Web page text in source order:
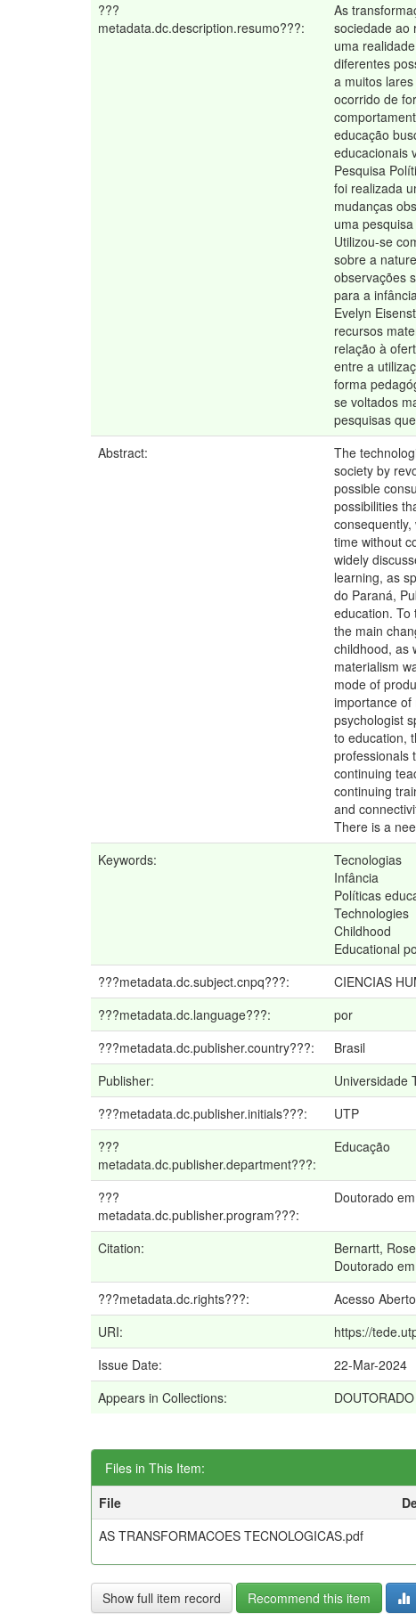
???
metadata.dc.description.resumo???:
As
sociedade ao
uma
diferentes
a muitos
ocorrido de
educação
educacionais
Pesquisa
foi realizada
mudanças
uma
Utilizou-se
sobre a
observações
para a
Evelyn
recursos
relação à
entre a
forma
se voltados
pesquisas
Abstract:
The
society by
possible
possibilities
time without
widely
learning, as
do Paraná,
education. To
the main
childhood, as
materialism
mode of
importance of
psychologist
to education,
professionals
continuing
continuing
and
There is a
Keywords:
Tecnologias
Infância
Políticas
Technologies
Childhood
Educational
???metadata.dc.subject.cnpq???:
CIENCIAS
???metadata.dc.language???:
por
???metadata.dc.publisher.country???:
Brasil
Publisher:
Universidade
???metadata.dc.publisher.initials???:
UTP
???
metadata.dc.publisher.department???:
Educação
???
metadata.dc.publisher.program???:
Doutorado
Citation:
Bernartt,
Doutorado
???metadata.dc.rights???:
Acesso Aberto
URI:
https://
Issue Date:
22-Mar-2024
Appears in Collections:
Files in This Item:
File
AS TRANSFORMACOES TECNOLOGICAS.pdf
Show full item record Recommend this item